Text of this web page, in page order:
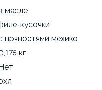
масле
кусочки
пряностями мехико
кг